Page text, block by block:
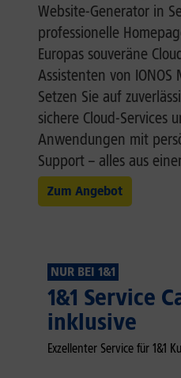
Website-Generator in
professionelle
Europas souveräne
Assistenten von IONOS
Setzen Sie auf
sichere Cloud-Services
Anwendungen mit
Support – alles aus
Zum Angebot
NUR BEI 1&1
1&1 Service
inklusive
Exzellenter Service für 1&1